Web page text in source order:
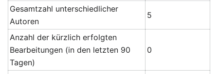
Gesamtzahl unterschiedlicher
Autoren
5
Anzahl der kürzlich erfolgten
Bearbeitungen (in den letzten 90
Tagen)
0